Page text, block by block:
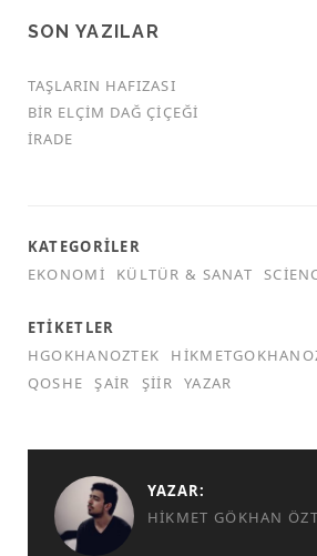
SON YAZILAR
TAŞLARIN HAFIZASI
BIR ELÇIM DAĞ ÇIÇEĞI
İRADE
KATEGORILER
EKONOMI
KÜLTÜR & SANAT
ETIKETLER
HGOKHANOZTEK
QOSHE
ŞAIR ŞIIR YAZAR
YAZAR:
HIKMET GÖKHAN